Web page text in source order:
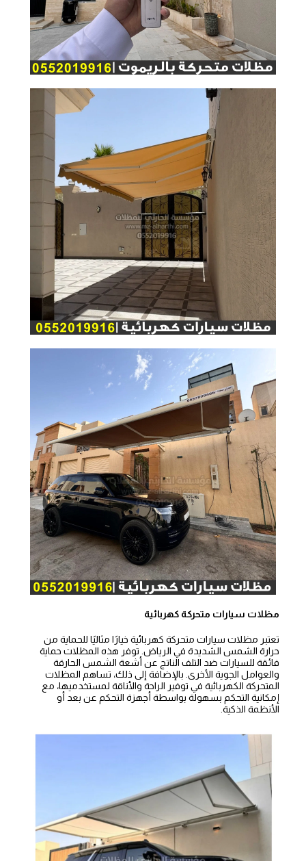
مظلات سيارات متحركة كهربائية
تعتبر مظلات سيارات متحركة كهربائية خيارًا مثاليًا للحماية من
حرارة الشمس الشديدة في الرياض. توفر هذه المظلات حماية
فائقة للسيارات ضد التلف الناتج عن أشعة الشمس الحارقة
والعوامل الجوية الأخرى. بالإضافة إلى ذلك، تساهم المظلات
المتحركة الكهربائية في توفير الراحة والأناقة لمستخدميها، مع
إمكانية التحكم بسهولة بواسطة أجهزة التحكم عن بعد أو
الأنظمة الذكية.